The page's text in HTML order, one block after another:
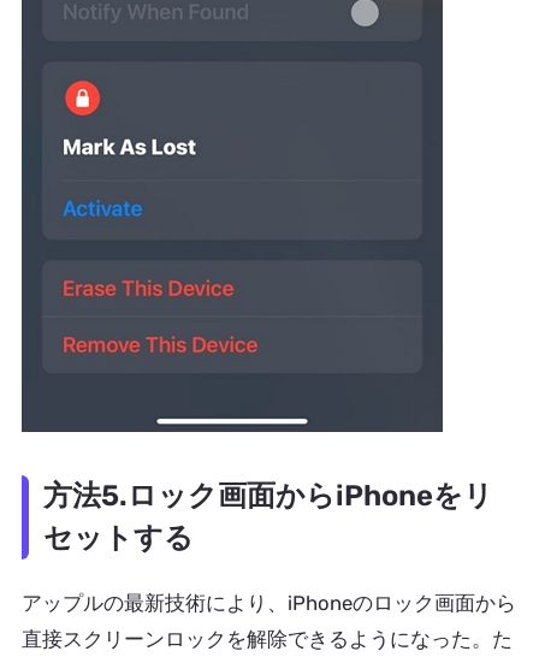
方法5.ロック画面からiPhoneをリ
セットする
アップルの最新技術により、iPhoneのロック画面から
直接スクリーンロックを解除できるようになった。た